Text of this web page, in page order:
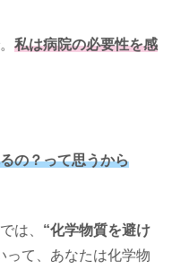
私は病院の必要性を感
の？って思うから
は、 “化学物質を避け
って、あなたは化学物